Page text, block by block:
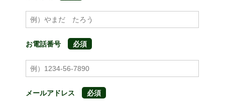
お電話番号
メールアドレス